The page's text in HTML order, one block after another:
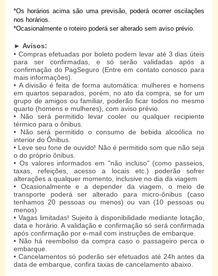
*Os horários acima são uma previsão, poderá ocorrer oscilações
nos horários.
*Ocasionalmente o roteiro poderá ser alterado sem aviso prévio.
► Avisos:
• Compras efetuadas por boleto podem levar até 3 dias úteis
para ser confirmadas, e só serão validadas após a
confirmação do PagSeguro (Entre em contato conosco para
mais informações).
• A divisão é feita de forma automática: mulheres e homens
em quartos separados, porém, no ato da compra, se for um
grupo de amigos ou familiar, poderão ficar todos no mesmo
quarto (homens e mulheres), com aviso prévio.
• Não será permitido levar cooler ou qualquer recipiente
térmico para o ônibus.
• Não será permitido o consumo de bebida alcoólica no
interior do Ônibus.
• Leve seu fone de ouvido! Não é permitido som que não seja
o do próprio ônibus.
• Os valores informados em "não incluso" (como passeios,
taxas, refeições, acesso a locais etc.) poderão sofrer
alterações a qualquer momento, inclusive no dia da viagem
• Ocasionalmente e a depender da viagem, o meio de
transporte poderá ser alterado para micro-ônibus (caso
tenhamos 20 pessoas ou menos) ou van (10 pessoas ou
menos)
• Vagas limitadas! Sujeito à disponibilidade mediante lotação,
data e horário. A validação e confirmação só será confirmada
após confirmação por e-mail com instruções de embarque.
• Não há reembolso da compra caso o passageiro perca o
embarque.
• Cancelamentos só poderão ser efetuados até 24h antes da
data de embarque, confira taxas de cancelamento abaixo.